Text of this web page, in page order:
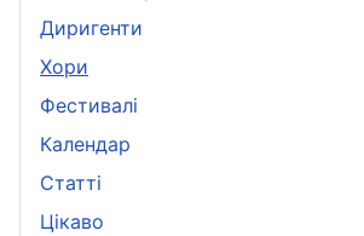
Диригенти
Хори
Фестивалі
Календар
Статті
Цікаво